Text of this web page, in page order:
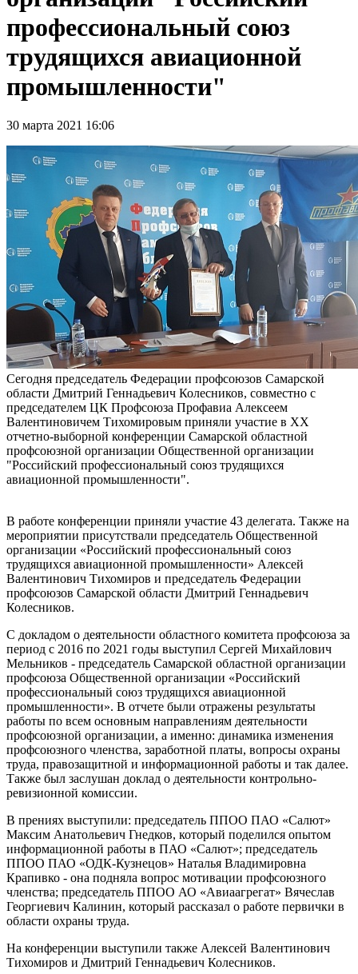
профессиональный союз
трудящихся авиационной
промышленности"
30 марта 2021 16:06
Сегодня председатель Федерации профсоюзов Самарской
области Дмитрий Геннадьевич Колесников, совместно с
председателем ЦК Профсоюза Профавиа Алексеем
Валентиновичем Тихомировым приняли участие в XX
отчетно-выборной конференции Самарской областной
профсоюзной организации Общественной организации
"Российский профессиональный союз трудящихся
авиационной промышленности".
В работе конференции приняли участие 43 делегата. Также на
мероприятии присутствали председатель Общественной
организации «Российский профессиональный союз
трудящихся авиационной промышленности» Алексей
Валентинович Тихомиров и председатель Федерации
профсоюзов Самарской области Дмитрий Геннадьевич
Колесников.
С докладом о деятельности областного комитета профсоюза за
период с 2016 по 2021 годы выступил Сергей Михайлович
Мельников - председатель Самарской областной организации
профсоюза Общественной организации «Российский
профессиональный союз трудящихся авиационной
промышленности». В отчете были отражены результаты
работы по всем основным нап­равлениям деятельности
профсоюзной организации, а именно: динамика изменения
профсоюзного членства, заработной платы, вопросы охраны
труда, правозащитной и информационной работы и так далее.
Также был заслушан доклад о деятельности контрольно-
ревизионной комиссии.
В прениях выступили: председатель ППОО ПАО «Салют»
Максим Анатольевич Гнедков, который поделился опытом
информационной работы в ПАО «Салют»; председатель
ППОО ПАО «ОДК-Кузнецов» Наталья Владимировна
Крапивко - она подняла вопрос мотивации профсоюзного
членства; председатель ППОО АО «Авиаагрегат» Вячеслав
Георгиевич Калинин, который рассказал о работе первички в
области охраны труда.
На конференции выступили также Алексей Валентинович
Тихомиров и Дмитрий Геннадьевич Колесников.